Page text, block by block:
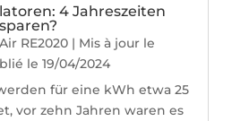
4 Jahreszeiten
RE2020| Mis à jour le
le 19/04/2024
für eine kWh etwa 25
vor zehn Jahren waren es